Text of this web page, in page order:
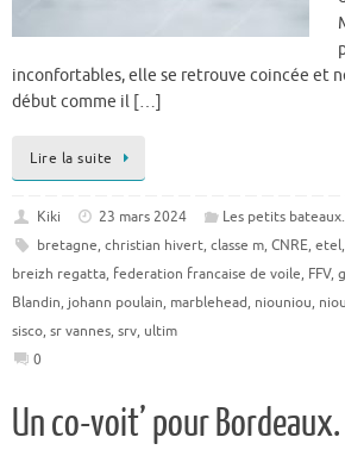
inconfortables, elle se retrouve coincée et
début comme il […]
Lire la suite
Kiki 23 mars 2024
Les petits
bretagne, christian hivert, classe m, CNRE, etel,
breizh regatta, federation francaise de voile, FFV,
Blandin, johann poulain, marblehead, niouniou,
sisco, sr vannes, srv, ultim
0
Un co-voit’ pour Bordeaux.